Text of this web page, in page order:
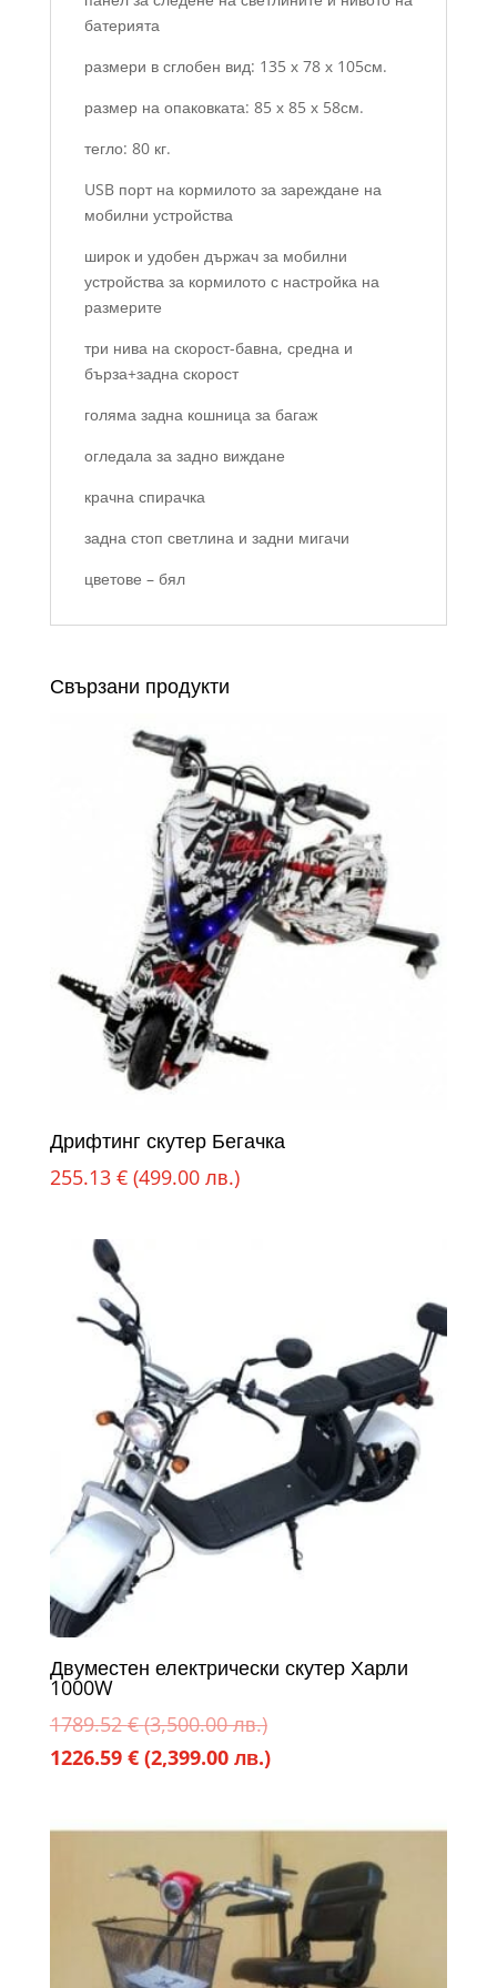
батерията
размери в сглобен вид: 135 х 78 х 105см.
размер на опаковката: 85 х 85 х 58см.
тегло: 80 кг.
USB порт на кормилото за зареждане на
мобилни устройства
широк и удобен държач за мобилни
устройства за кормилото с настройка на
размерите
три нива на скорост-бавна, средна и
бърза+задна скорост
голяма задна кошница за багаж
огледала за задно виждане
крачна спирачка
задна стоп светлина и задни мигачи
цветове – бял
Свързани продукти
Дрифтинг скутер Бегачка
255.13 € (499.00 лв.)
Двуместен електрически скутер Харли
1000W
1789.52€ (3,500.00 лв.)Original
price
(3,500.00
лв.).
1226.59 € (2,399.00 лв.)Текущата
1226.59 €
(2,399.00
лв.).